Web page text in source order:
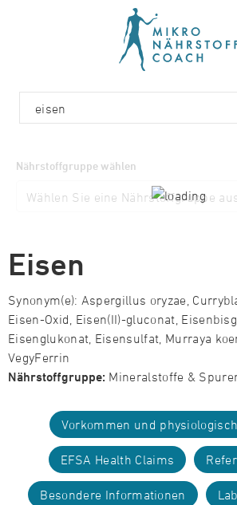
Eisen
Synonym(e): Aspergillus oryzae,
Eisen-Oxid, Eisen(II)-gluconat,
Eisenglukonat, Eisensulfat, Murraya
VegyFerrin
Nährstoffgruppe: Mineralstoffe &
Vorkommen und
EFSA Health Claims
Besondere Informationen
Nährstoffgruppe wählen